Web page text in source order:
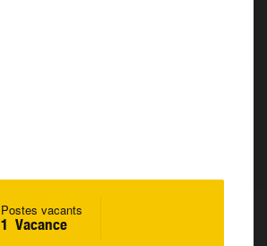
Postes vacants
1 Vacance